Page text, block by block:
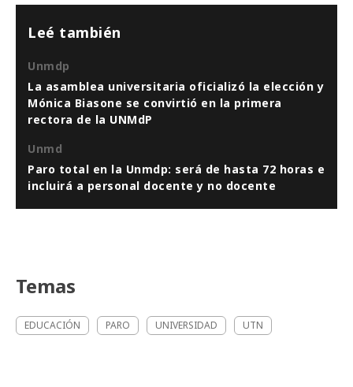
Leé también
Unmdp
La asamblea universitaria oficializó la elección y
Mónica Biasone se convirtió en la primera
rectora de la UNMdP
Unmd
Paro total en la Unmdp: será de hasta 72 horas e
incluirá a personal docente y no docente
Temas
EDUCACIÓN PARO UNIVERSIDAD UTN